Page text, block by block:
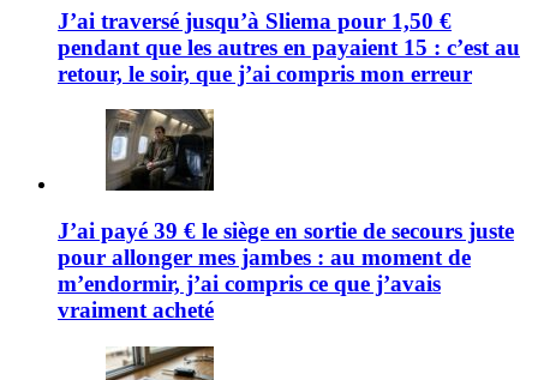
J’ai traversé jusqu’à Sliema pour 1,50 €
pendant que les autres en payaient 15 : c’est au
retour, le soir, que j’ai compris mon erreur
J’ai payé 39 € le siège en sortie de secours juste
pour allonger mes jambes : au moment de
m’endormir, j’ai compris ce que j’avais
vraiment acheté